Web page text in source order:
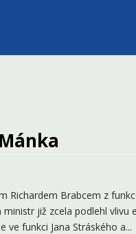
Richardem Brabcem z
již zcela podlehl vlivu
ve funkci Jana Stráského a...